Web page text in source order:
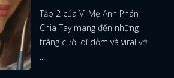
Tập 2 của Vì Mẹ Anh Phán
Chia Tay mang đến những
tràng cười dí dỏm và viral với
...